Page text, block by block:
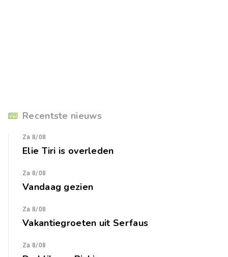
Recentste nieuws
Za 8/08
Elie Tiri is overleden
Za 8/08
Vandaag gezien
Za 8/08
Vakantiegroeten uit Serfaus
Za 8/08